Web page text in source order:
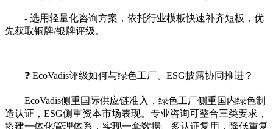
- 选用轻量化咨询方案，依托行业模板快速补齐短板，优
先获取铜牌/银牌评级。
❓ EcoVadis评级如何与绿色工厂、ESG披露协同推进？
EcoVadis侧重国际供应链准入，绿色工厂侧重国内绿色制
造认证，ESG侧重资本市场表现。专业咨询可整合三类要求，
搭建一体化管理体系，实现一套数据、多认证复用，降低重复